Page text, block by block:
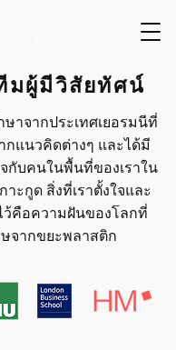
มผู้มีวิสัยทัศน์
ษาจากประเทศเยอรมนีที่
กแนวคิดต่างๆ และได้มี
กับคนในพื้นที่ของเราใน
าะกูด สิ่งที่เราตั้งใจและ
คือความฝันของโลกที่
จากขยะพลาสติก